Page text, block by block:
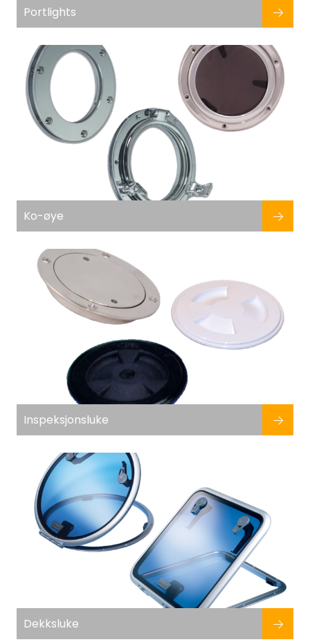
Portlights
Ko-øye
Inspeksjonsluke
Dekksluke